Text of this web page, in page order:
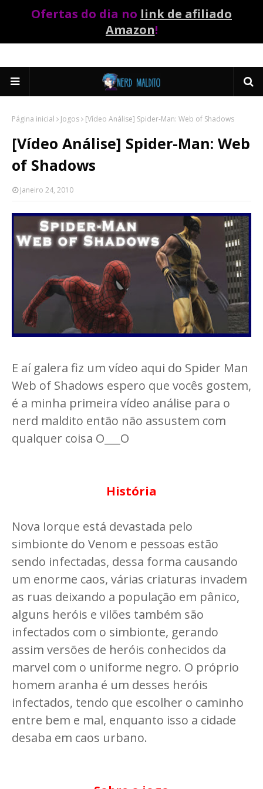
Ofertas do dia no link de afiliado
Amazon!
Página inicial Jogos [Vídeo Análise] Spider-Man: Web of Shadows
[Vídeo Análise] Spider-Man: Web
of Shadows
Janeiro 24, 2010
E aí galera fiz um vídeo aqui do Spider Man
Web of Shadows espero que vocês gostem,
é a minha primeira vídeo análise para o
nerd maldito então não assustem com
qualquer coisa O___O
História
Nova Iorque está devastada pelo
simbionte do Venom e pessoas estão
sendo infectadas, dessa forma causando
um enorme caos, várias criaturas invadem
as ruas deixando a população em pânico,
alguns heróis e vilões também são
infectados com o simbionte, gerando
assim versões de heróis conhecidos da
marvel com o uniforme negro. O próprio
homem aranha é um desses heróis
infectados, tendo que escolher o caminho
entre bem e mal, enquanto isso a cidade
desaba em caos urbano.